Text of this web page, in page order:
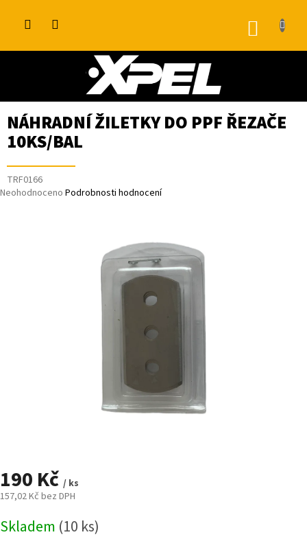
NÁHRADNÍ ŽILETKY DO PPF ŘEZAČE
10KS/BAL
TRF0166
Průměrné
Neohodnoceno Podrobnosti hodnocení
190 Kč / ks
157,02 Kč bez DPH
cena:
Skladem (10 ks)